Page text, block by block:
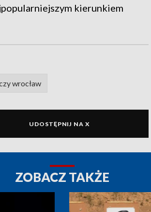
kierunkiem
wrocław
UDOSTĘPNIJ NA X
ZOBACZ TAKŻE